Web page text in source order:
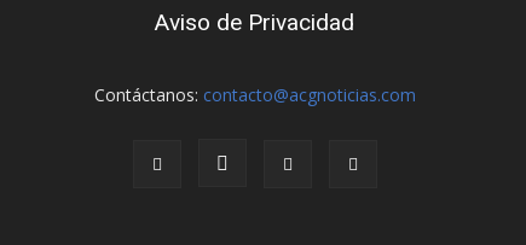
Aviso de Privacidad
Contáctanos: contacto@acgnoticias.com